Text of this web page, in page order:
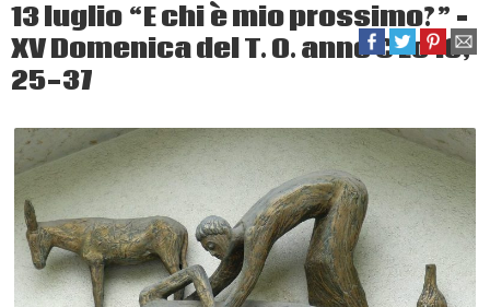
13 luglio “E chi è mio prossimo?” –
XV Domenica del T. O. anno C Lc 10,
25-37